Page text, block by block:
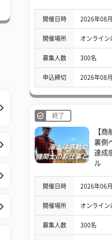
開催日時 2026年08
開催場所 オンライン
募集人数 300名
申込締切 2026年08
終了
【
裏側
達成
ル
開催日時 2026年06
開催場所 オンライン
募集人数 300名